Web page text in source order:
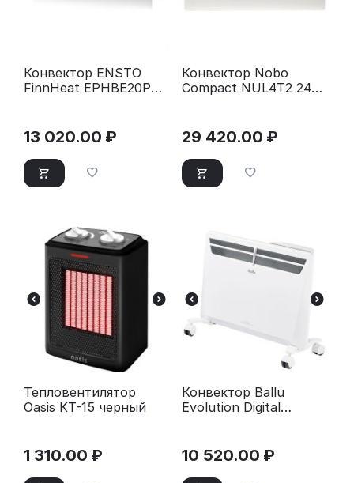
Конвектор ENSTO
FinnHeat EPHBE20PR
13 020.00 ₽
Конвектор Nobo
Сompact NUL4T2 24
29 420.00 ₽
Тепловентилятор
Oasis KT-15 черный
1 310.00 ₽
Конвектор Ballu
Evolution Digital
10 520.00 ₽